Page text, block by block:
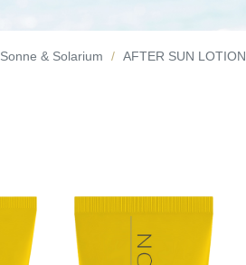
Sonne & Solarium AFTER SUN LOTION